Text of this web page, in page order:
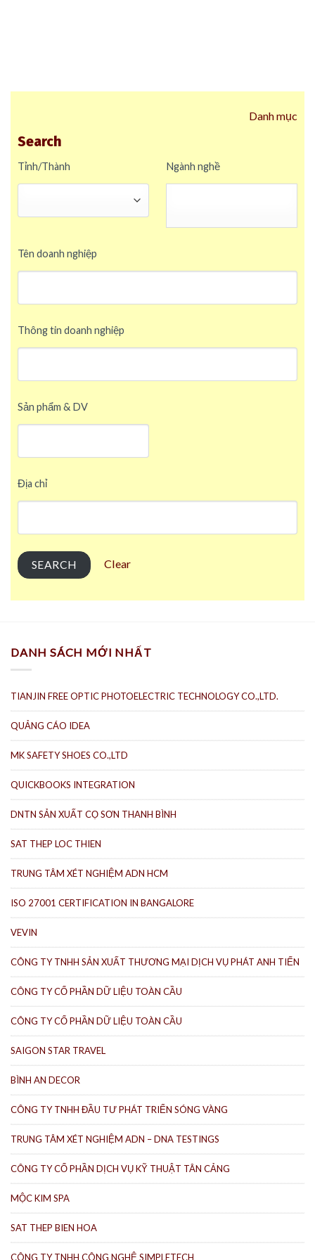
Danh mục
Search
Tỉnh/Thành Ngành nghề
Tên doanh nghiệp
Thông tin doanh nghiệp
Sản phẩm & DV
Địa chỉ
Clear
DANH SÁCH MỚI NHẤT
TIANJIN FREE OPTIC PHOTOELECTRIC TECHNOLOGY CO.,LTD.
QUẢNG CÁO IDEA
MK SAFETY SHOES CO.,LTD
QUICKBOOKS INTEGRATION
DNTN SẢN XUẤT CỌ SƠN THANH BÌNH
SAT THEP LOC THIEN
TRUNG TÂM XÉT NGHIỆM ADN HCM
ISO 27001 CERTIFICATION IN BANGALORE
VEVIN
CÔNG TY TNHH SẢN XUẤT THƯƠNG MẠI DỊCH VỤ PHÁT ANH TIẾN
CÔNG TY CỔ PHẦN DỮ LIỆU TOÀN CẦU
CÔNG TY CỔ PHẦN DỮ LIỆU TOÀN CẦU
SAIGON STAR TRAVEL
BÌNH AN DECOR
CÔNG TY TNHH ĐẦU TƯ PHÁT TRIỂN SÓNG VÀNG
TRUNG TÂM XÉT NGHIỆM ADN – DNA TESTINGS
CÔNG TY CỔ PHẦN DỊCH VỤ KỸ THUẬT TÂN CẢNG
MỘC KIM SPA
SAT THEP BIEN HOA
CÔNG TY TNHH CÔNG NGHỆ SIMPLETECH